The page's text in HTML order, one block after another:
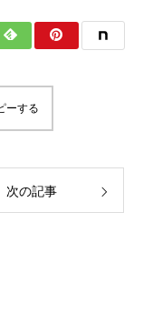
ーする
次の記事